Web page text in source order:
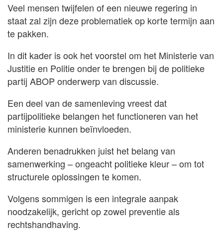
Veel mensen twijfelen of een nieuwe regering in
staat zal zijn deze problematiek op korte termijn aan
te pakken.
In dit kader is ook het voorstel om het Ministerie van
Justitie en Politie onder te brengen bij de politieke
partij ABOP onderwerp van discussie.
Een deel van de samenleving vreest dat
partijpolitieke belangen het functioneren van het
ministerie kunnen beïnvloeden.
Anderen benadrukken juist het belang van
samenwerking – ongeacht politieke kleur – om tot
structurele oplossingen te komen.
Volgens sommigen is een integrale aanpak
noodzakelijk, gericht op zowel preventie als
rechtshandhaving.